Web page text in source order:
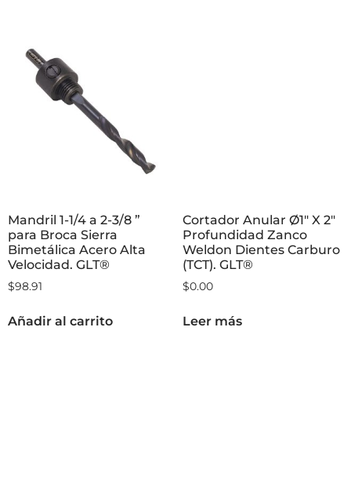
Mandril 1-1/4 a 2-3/8 ”
para Broca Sierra
Bimetálica Acero Alta
Velocidad. GLT®
$98.91
Añadir al carrito
Cortador Anular Ø1″ X 2″
Profundidad Zanco
Weldon Dientes Carburo
(TCT). GLT®
$0.00
Leer más